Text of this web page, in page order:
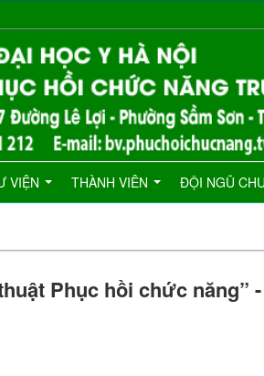
VIỆN THÀNH VIÊN ĐỘI NGŨ
Phục hồi chức năng” -